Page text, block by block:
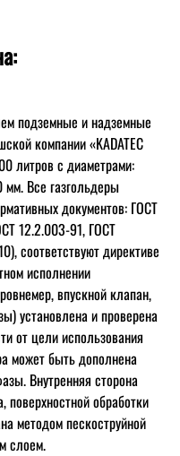
подземные и надземные
компании «KADATEC
литров с диаметрами:
Все газгольдеры
документов: ГОСТ
12.2.003-91, ГОСТ
соответствуют директиве
исполнении
впускной клапан,
установлена и проверена
от цели использования
может быть дополнена
Внутренняя сторона
поверхностной обработки
методом пескоструйной
слоем.